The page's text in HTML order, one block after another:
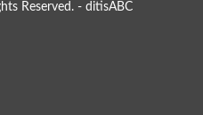
Reserved. - ditisABC